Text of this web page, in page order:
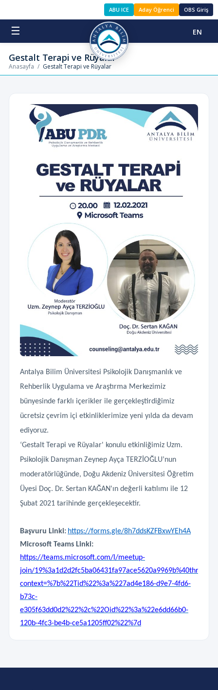
ABU ICE Aday Öğrenci OBS Giriş
☰ EN
Gestalt Terapi ve Rüyalar
Anasayfa / Gestalt Terapi ve Rüyalar
Antalya Bilim Üniversitesi Psikolojik Danışmanlık ve
Rehberlik Uygulama ve Araştırma Merkezimiz
bünyesinde farklı içerikler ile gerçekleştirdiğimiz
ücretsiz çevrim içi etkinliklerimize yeni yılda da devam
ediyoruz.
‘Gestalt Terapi ve Rüyalar' konulu etkinliğimiz Uzm.
Psikolojik Danışman Zeynep Ayça TERZİOĞLU’nun
moderatörlüğünde, Doğu Akdeniz Üniversitesi Öğretim
Üyesi Doç. Dr. Sertan KAĞAN'ın değerli katılımı ile 12
Şubat 2021 tarihinde gerçekleşecektir.
Başvuru Linki: https://forms.gle/8h7ddsKZFBxwYEh4A
Microsoft Teams Linki:
https://teams.microsoft.com/l/meetup-
join/
context=%7b%22Tid%22%3a%227ad4e186-d9e7-4fd6-
b73c-
e305f63dd0d2%22%2c%22Oid%22%3a%22e6dd66b0-
120b-4fc3-be4b-ce5a1205ff02%22%7d